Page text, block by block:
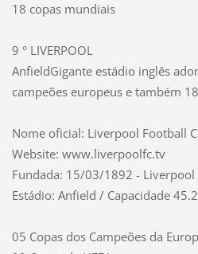
18 copas mundiais
9 ° LIVERPOOL
AnfieldGigante estádio inglês
campeões europeus e também
Nome oficial: Liverpool Football
Website: www.liverpoolfc.tv
Fundada: 15/03/1892 - Liverpool
Estádio: Anfield / Capacidade
05 Copas dos Campeões da